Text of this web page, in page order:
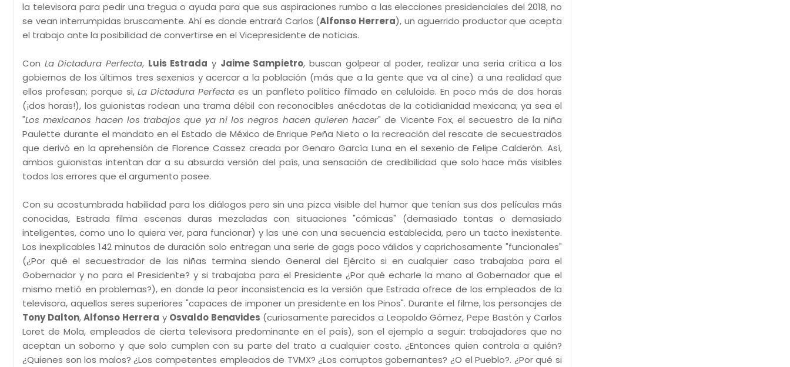
la televisora para pedir una tregua o ayuda para que sus aspiraciones rumbo a las elecciones presidenciales del 2018, no
se vean interrumpidas bruscamente. Ahí es donde entrará Carlos (Alfonso Herrera), un aguerrido productor que acepta
el trabajo ante la posibilidad de convertirse en el Vicepresidente de noticias.
Con La Dictadura Perfecta, Luis Estrada y Jaime Sampietro, buscan golpear al poder, realizar una seria crítica a los
gobiernos de los últimos tres sexenios y acercar a la población (más que a la gente que va al cine) a una realidad que
ellos profesan; porque si,La Dictadura Perfecta es un panfleto político filmado en celuloide. En poco más de dos horas
(¡dos horas!), los guionistas rodean una trama débil con reconocibles anécdotas de la cotidianidad mexicana; ya sea el
"Los mexicanos hacen los trabajos que ya ni los negros hacen quieren hacer" de Vicente Fox, el secuestro de la niña
Paulette durante el mandato en el Estado de México de Enrique Peña Nieto o la recreación del rescate de secuestrados
que derivó en la aprehensión de Florence Cassez creada por Genaro García Luna en el sexenio de Felipe Calderón. Así,
ambos guionistas intentan dar a su absurda versión del país, una sensación de credibilidad que solo hace más visibles
todos los errores que el argumento posee.
Con su acostumbrada habilidad para los diálogos pero sin una pizca visible del humor que tenían sus dos películas más
conocidas, Estrada filma escenas duras mezcladas con situaciones "cómicas" (demasiado tontas o demasiado
inteligentes, como uno lo quiera ver, para funcionar) y las une con una secuencia establecida, pero un tacto inexistente.
Los inexplicables 142 minutos de duración solo entregan una serie de gags poco válidos y caprichosamente "funcionales"
(¿Por qué el secuestrador de las niñas termina siendo General del Ejército si en cualquier caso trabajaba para el
Gobernador y no para el Presidente? y si trabajaba para el Presidente ¿Por qué echarle la mano al Gobernador que el
mismo metió en problemas?), en donde la peor inconsistencia es la versión que Estrada ofrece de los empleados de la
televisora, aquellos seres superiores "capaces de imponer un presidente en los Pinos". Durante el filme, los personajes de
Tony Dalton,Alfonso Herrera y Osvaldo Benavides (curiosamente parecidos a Leopoldo Gómez, Pepe Bastón y Carlos
Loret de Mola, empleados de cierta televisora predominante en el país), son el ejemplo a seguir: trabajadores que no
aceptan un soborno y que solo cumplen con su parte del trato a cualquier costo. ¿Entonces quien controla a quién?
¿Quienes son los malos? ¿Los competentes empleados de TVMX? ¿Los corruptos gobernantes? ¿O el Pueblo?. ¿Por qué si